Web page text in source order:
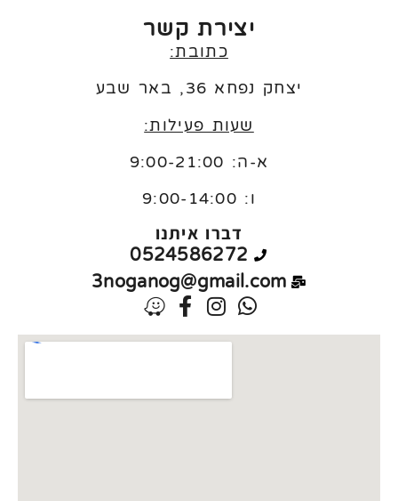
יצירת קשר
כתובת:
יצחק נפחא 36, באר שבע
שעות פעילות:
א-ה: 9:00-21:00
ו: 9:00-14:00
דברו איתנו
0524586272
3noganog@gmail.com